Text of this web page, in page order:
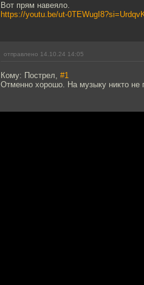
Вот прям навеяло.
https://youtu.be/ut-
отправлено 14.10.24 14:05
Кому: Пострел, #1
Отменно хорошо. На музыку никто не